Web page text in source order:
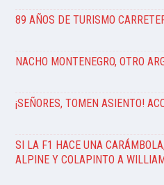
89 AÑOS DE TURISMO
NACHO MONTENEGRO, OTRO
¡SEÑORES, TOMEN ASIENTO!
SI LA F1 HACE UNA
ALPINE Y COLAPINTO A